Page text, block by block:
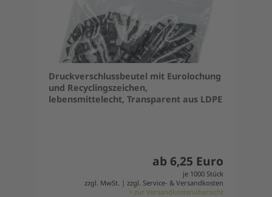
Druckverschlussbeutel mit Eurolochung
und Recyclingszeichen,
lebensmittelecht, Transparent aus LDPE
ab 6,25 Euro
je 1000 Stück
zzgl. MwSt. | zzgl. Service- & Versandkosten
> zur Versandkostenübersicht